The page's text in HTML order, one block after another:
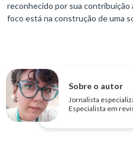
reconhecido por sua contribuição
foco está na construção de uma
Sobre o autor
Jornalista
Especialista em